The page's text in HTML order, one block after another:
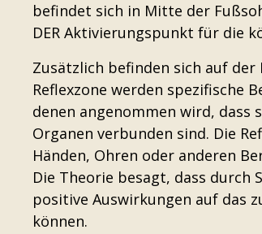
befindet sich in Mitte der
DER Aktivierungspunkt für die
Zusätzlich befinden sich auf der
Reflexzone werden spezifische
denen angenommen wird,
Organen verbunden sind. Die
Händen, Ohren oder anderen
Die Theorie besagt, dass durch
positive Auswirkungen auf das
können.